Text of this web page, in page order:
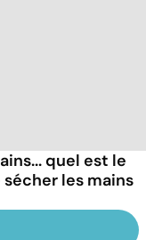
quel est le
les mains